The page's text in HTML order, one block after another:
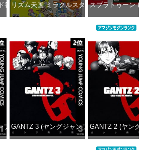
番号 1000円|オンラインコード版
リズム天国 ミラクルスターズ -Switch
スプラトゥーン レ
コミックスDIGITAL)
2位
GANTZ 3 (ヤングジャンプコミックス
GANTZ 2 (ヤング